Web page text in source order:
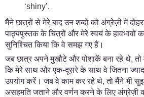
‘shiny’.
मैंने छात्रों से मेरे बाद उन शब्दों को अंग्रेज़ी में
पाठ्यपुस्तक के चित्रों और मेरे स्वयं के हावभावों
सुनिश्चित किया कि वे समझ गए हैं।
जब छात्र अपने मुखौटे और पोशाकें बना रहे थे, तो
कि मेरे साथ और एक-दूसरे के साथ वे जितना
उपयोग करें। जब वे काम कर रहे थे, तो मैंने भी
असहमति जताने और वर्णन करने के लिए अंग्रेज़ी